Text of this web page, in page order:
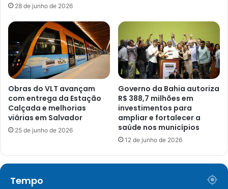
28 de junho de 2026
Obras do VLT avançam
com entrega da Estação
Calçada e melhorias
viárias em Salvador
25 de junho de 2026
Governo da Bahia autoriza
R$ 388,7 milhões em
investimentos para
ampliar e fortalecer a
saúde nos municípios
12 de junho de 2026
Tempo